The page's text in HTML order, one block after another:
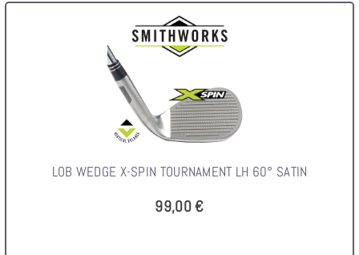
LOB WEDGE X-SPIN TOURNAMENT LH 60° SATIN
99,00 €